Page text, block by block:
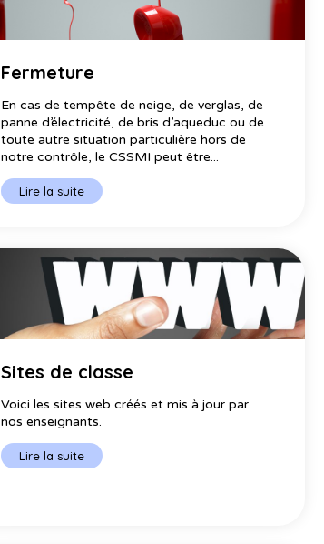
Fermeture
En cas de tempête de neige, de verglas, de
panne d’électricité, de bris d’aqueduc ou de
toute autre situation particulière hors de
notre contrôle, le CSSMI peut être...
Lire la suite
Sites de classe
Voici les sites web créés et mis à jour par
nos enseignants.
Lire la suite